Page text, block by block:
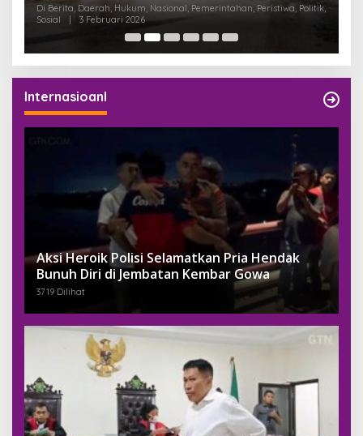
Di Berita, Daerah, Hukum, Nasional, Pemerintahan, Peristiwa, Politik,
Sosial
3 Februari 2026
Internasioanl
Aksi Heroik Polisi Selamatkan Pria Hendak
Bunuh Diri di Jembatan Kembar Gowa
3719 Dilihat